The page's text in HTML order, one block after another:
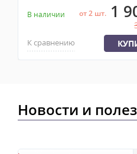
В наличии от 2 шт.1
К сравнению
Новости и